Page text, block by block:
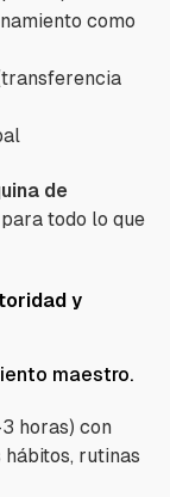
como
de
para todo lo que
y
maestro.
horas) con
rutinas